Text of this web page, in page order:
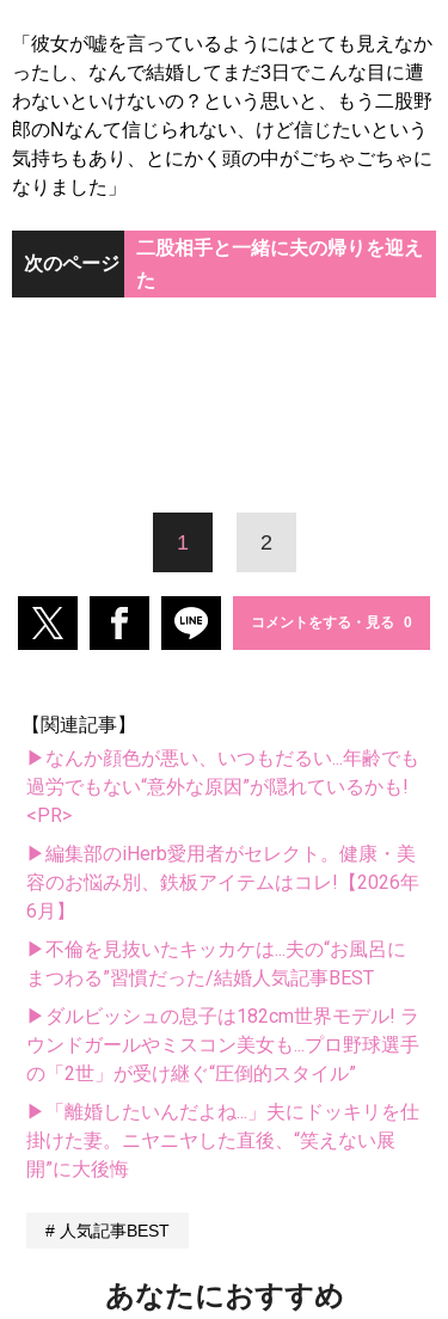
「彼女が嘘を言っているようにはとても見えなか
ったし、なんで結婚してまだ3日でこんな目に遭
わないといけないの？という思いと、もう二股野
郎のNなんて信じられない、けど信じたいという
気持ちもあり、とにかく頭の中がごちゃごちゃに
なりました」
次のページ
二股相手と一緒に夫の帰りを迎え
た
1 2
コメントをする・見る
【関連記事】
▶なんか顔色が悪い、いつもだるい...年齢でも
過労でもない“意外な原因”が隠れているかも!
<PR>
▶編集部のiHerb愛用者がセレクト。健康・美
容のお悩み別、鉄板アイテムはコレ!【2026年
6月】
▶不倫を見抜いたキッカケは...夫の“お風呂に
まつわる”習慣だった/結婚人気記事BEST
▶ダルビッシュの息子は182cm世界モデル! ラ
ウンドガールやミスコン美女も...プロ野球選手
の「2世」が受け継ぐ“圧倒的スタイル”
▶「離婚したいんだよね...」夫にドッキリを仕
掛けた妻。ニヤニヤした直後、“笑えない展
開”に大後悔
人気記事BEST
あなたにおすすめ